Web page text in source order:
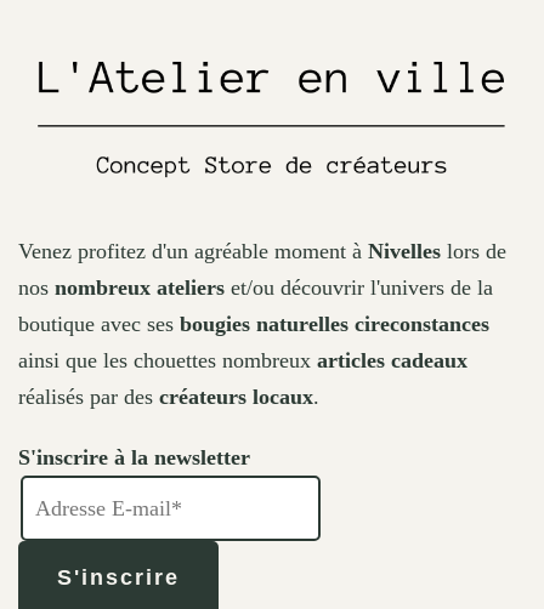
product
page
Venez profitez d'un agréable moment à Nivelles lors de
nos nombreux ateliers et/ou découvrir l'univers de la
boutique avec ses bougies naturelles cireconstances
ainsi que les chouettes nombreux articles cadeaux
réalisés par des créateurs locaux.
S'inscrire à la newsletter